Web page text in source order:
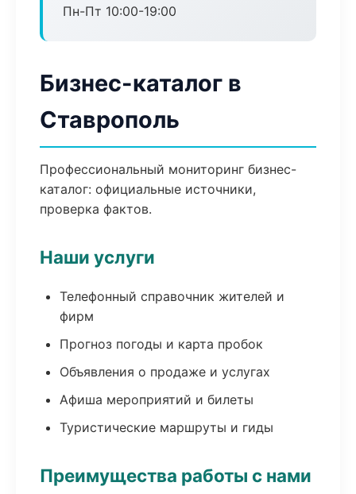
Пн-Пт 10:00-19:00
Бизнес-каталог в
Ставрополь
Профессиональный мониторинг бизнес-
каталог: официальные источники,
проверка фактов.
Наши услуги
Телефонный справочник жителей и
фирм
Прогноз погоды и карта пробок
Объявления о продаже и услугах
Афиша мероприятий и билеты
Туристические маршруты и гиды
Преимущества работы с нами